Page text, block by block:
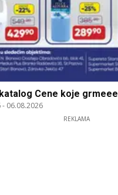
Cene koje grmeee
- 06.08.2026
REKLAMA